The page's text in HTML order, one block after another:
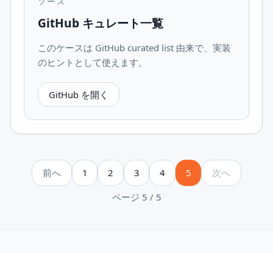
GitHub キュレート一覧
このケースは GitHub curated list 由来で、実装
のヒントとして使えます。
GitHub を開く
前へ 1 2 3 4 5 次へ
ページ 5 / 5